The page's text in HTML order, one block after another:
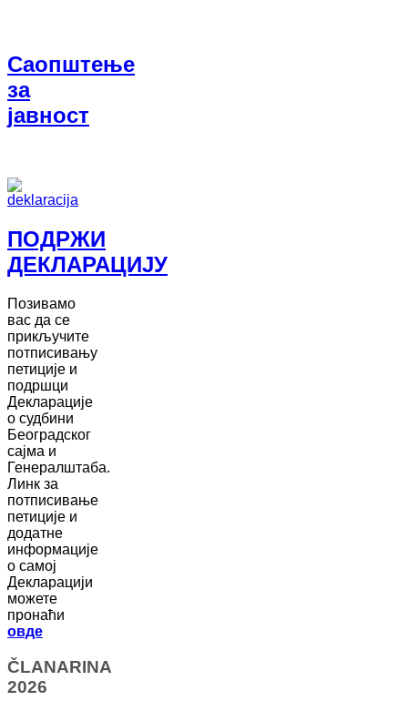
Саопштење
за
јавност
ПОДРЖИ
ДЕКЛАРАЦИЈУ
Позивамо
вас да се
прикључите
потписивању
петиције и
подршци
Декларације
о судбини
Београдског
сајма и
Генералштаба.
Линк за
потписивање
петиције и
додатне
информације
о самој
Декларацији
можете
пронаћи
овде
ČLANARINA
2026